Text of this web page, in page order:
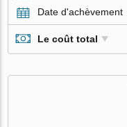
Date d'achèvement
Le coût total